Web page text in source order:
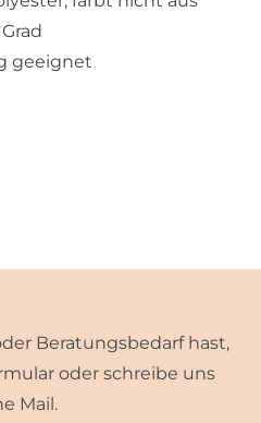
geeignet
Beratungsbedarf hast,
oder schreibe uns
Mail.